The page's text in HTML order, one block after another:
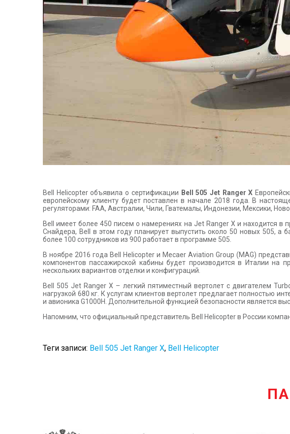
Bell Helicopter объявила о сертификации Bell 505 Jet Ranger X
европейскому клиенту будет поставлен в начале 2018 года. В
регуляторами: FAA, Австралии, Чили, Гватемалы, Индонезии, Мексики,
Bell имеет более 450 писем о намерениях на Jet Ranger X и находится
Снайдера, Bell в этом году планирует выпустить около 50 новых 505, а
более 100 сотрудников из 900 работает в программе 505.
В ноябре 2016 года Bell Helicopter и Mecaer Aviation Group (MAG)
компонентов пассажирской кабины будет производится в Италии на
нескольких вариантов отделки и конфигураций.
Bell 505 Jet Ranger X – легкий пятиместный вертолет с двигателем
нагрузкой 680 кг. К услугам клиентов вертолет предлагает полностью
и авионика G1000H. Дополнительной функцией безопасности является
Напомним, что официальный представитель Bell Helicopter в России
Теги записи: Bell 505 Jet Ranger X, Bell Helicopter